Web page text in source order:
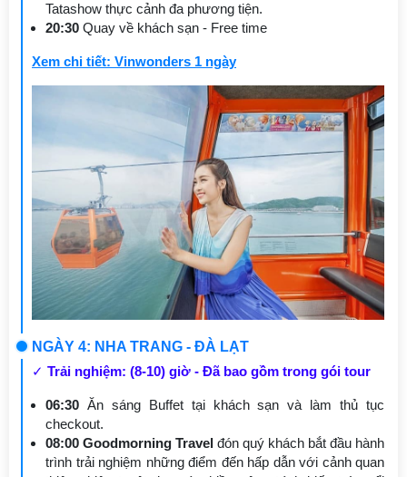
Tatashow thực cảnh đa phương tiện.
20:30 Quay về khách sạn - Free time
Xem chi tiết: Vinwonders 1 ngày
NGÀY 4: NHA TRANG - ĐÀ LẠT
✓ Trải nghiệm: (8-10) giờ - Đã bao gồm trong gói tour
06:30 Ăn sáng Buffet tại khách sạn và làm thủ tục
checkout.
08:00 Goodmorning Travel đón quý khách bắt đầu hành
trình trải nghiệm những điểm đến hấp dẫn với cảnh quan